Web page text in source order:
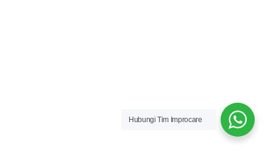
Hubungi Tim Improcare